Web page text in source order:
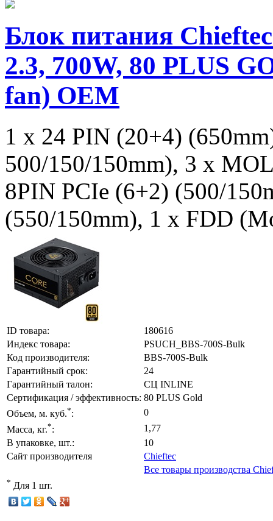
Блок питания
2.3, 700W, 80 PLUS
fan) OEM
1 x 24 PIN (20+4)
500/150/150mm), 3 x
8PIN PCIe (6+2) (500/
(550/150mm), 1 x FDD
ID товара:
180616
Индекс товара:
PSUCH_BBS-700S-Bulk
Код производителя:
BBS-700S-Bulk
Гарантийный срок:
24
Гарантийный талон:
СЦ INLINE
Сертификация / эффективность: 80 PLUS Gold
Объем, м. куб.*:
0
Масса, кг.*:
1,77
В упаковке, шт.:
10
Сайт производителя
Chieftec
Все товары производства
* Для 1 шт.